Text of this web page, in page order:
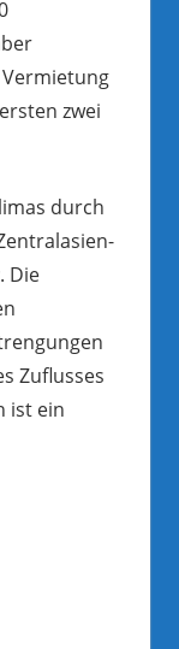
zwei
durch
Die
Zuflusses
ist ein